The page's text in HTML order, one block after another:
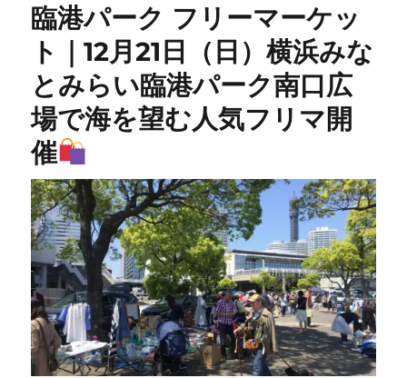
臨港パーク フリーマーケッ
ト｜12月21日（日）横浜みな
とみらい臨港パーク南口広
場で海を望む人気フリマ開
催